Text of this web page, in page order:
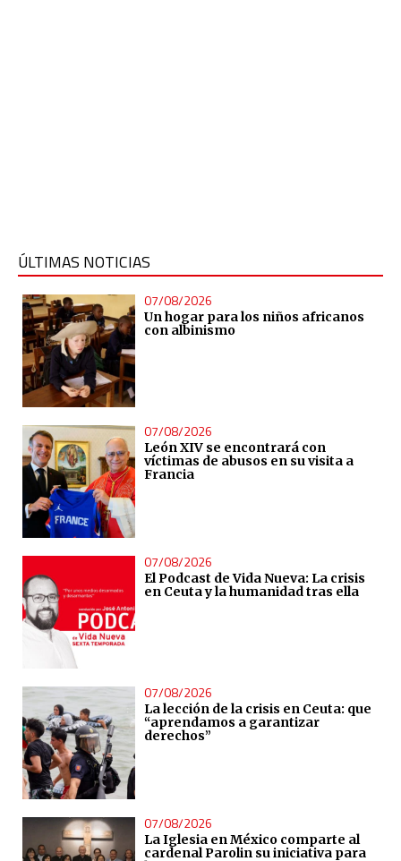
ÚLTIMAS NOTICIAS
07/08/2026
Un hogar para los niños africanos
con albinismo
07/08/2026
León XIV se encontrará con
víctimas de abusos en su visita a
Francia
07/08/2026
El Podcast de Vida Nueva: La crisis
en Ceuta y la humanidad tras ella
07/08/2026
La lección de la crisis en Ceuta: que
“aprendamos a garantizar
derechos”
07/08/2026
La Iglesia en México comparte al
cardenal Parolin su iniciativa para